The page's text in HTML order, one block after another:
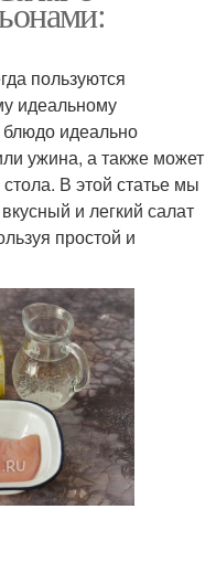
пользуются
идеальному
блюдо идеально
ужина, а также может
В этой статье мы
и легкий салат
простой и